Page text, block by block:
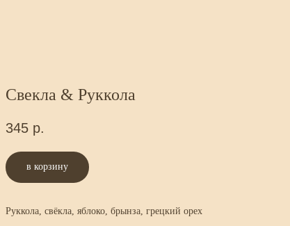
Свекла & Руккола
345 р.
в корзину
Руккола, свёкла, яблоко, брынза, грецкий орех